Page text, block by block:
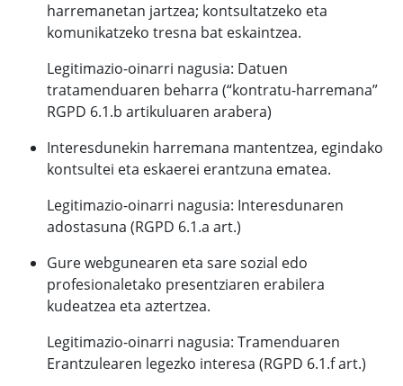
harremanetan jartzea; kontsultatzeko eta
komunikatzeko tresna bat eskaintzea.
Legitimazio-oinarri nagusia: Datuen
tratamenduaren beharra (“kontratu-harremana”
RGPD 6.1.b artikuluaren arabera)
Interesdunekin harremana mantentzea, egindako
kontsultei eta eskaerei erantzuna ematea.
Legitimazio-oinarri nagusia: Interesdunaren
adostasuna (RGPD 6.1.a art.)
Gure webgunearen eta sare sozial edo
profesionaletako presentziaren erabilera
kudeatzea eta aztertzea.
Legitimazio-oinarri nagusia: Tramenduaren
Erantzulearen legezko interesa (RGPD 6.1.f art.)